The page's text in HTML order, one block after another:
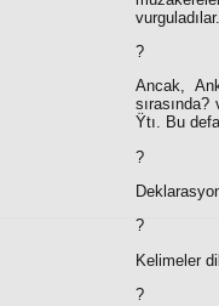
vurguladılar.
?
Ancak,
Ÿtı. Bu
?
?
Kelimeler
?